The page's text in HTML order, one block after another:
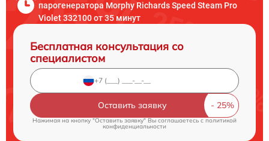
парогенератора Morphy Richards Speed Steam Pro
Violet 332100 от 35 минут
Бесплатная консультация со
специалистом
Оставить заявку
Нажимая на кнопку "Оставить заявку" Вы соглашаетесь cполитикой
конфиденциальности